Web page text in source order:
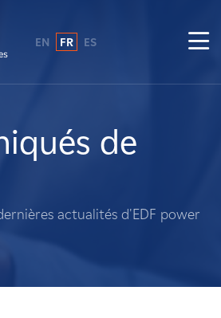
EN FR ES
de
actualités d'EDF power